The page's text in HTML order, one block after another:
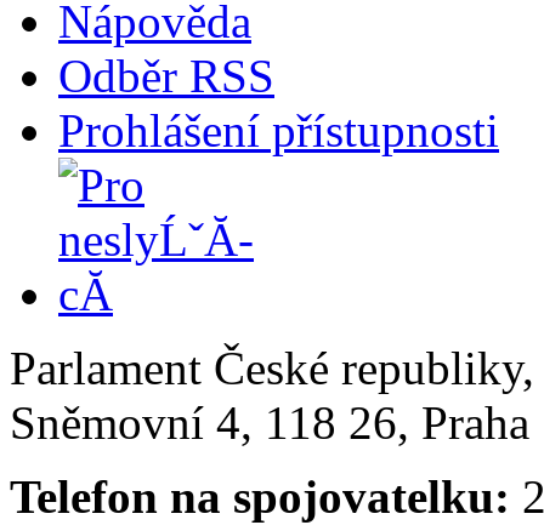
Nápověda
Odběr RSS
Prohlášení přístupnosti
Parlament České
Sněmovní 4, 118 26,
Telefon na spojovatelku: